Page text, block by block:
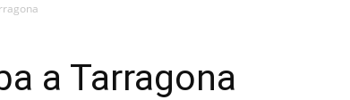
a Tarragona